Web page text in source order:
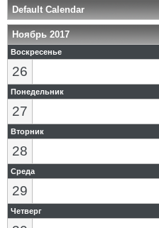
Default Calendar
Ноябрь 2017
Воскресенье
26
Понедельник
27
Вторник
28
Среда
29
Четверг